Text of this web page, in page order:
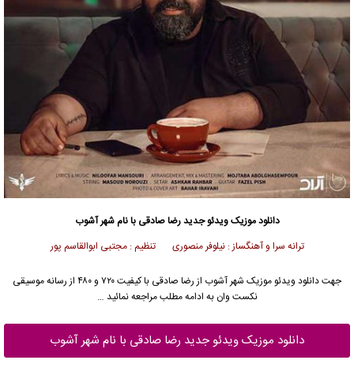
دانلود موزیک ویدئوجدیدرضا صادقی با نام شهر آشوب
ترانه سرا و آهنگساز : نیلوفر منصوری تنظیم : مجتبی ابوالقاسم پور
جهت دانلود ویدئو موزیک شهر آشوب از رضا صادقی
با کیفیت ۷۲۰ و ۴۸۰ از رسانه موسیقی
نکست وان به ادامه مطلب مراجعه نمائید …
دانلود موزیک ویدئو جدید رضا صادقی با نام شهر آشوب